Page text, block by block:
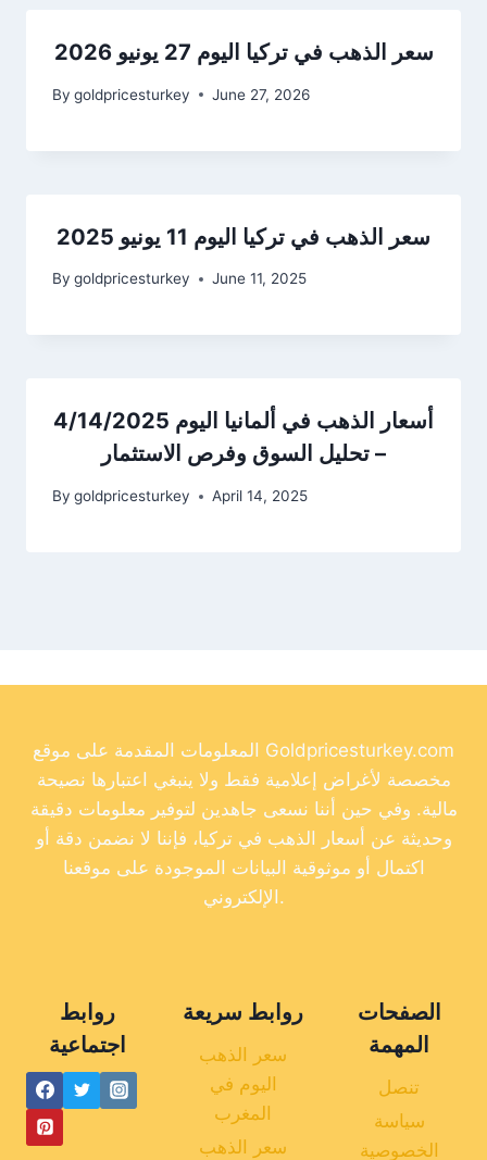
سعر الذهب في تركيا اليوم 27 يونيو 2026
By goldpricesturkey June 27, 2026
سعر الذهب في تركيا اليوم 11 يونيو 2025
By goldpricesturkey June 11, 2025
أسعار الذهب في ألمانيا اليوم 4/14/2025
– تحليل السوق وفرص الاستثمار
By goldpricesturkey April 14, 2025
المعلومات المقدمة على موقع Goldpricesturkey.com
مخصصة لأغراض إعلامية فقط ولا ينبغي اعتبارها نصيحة
مالية. وفي حين أننا نسعى جاهدين لتوفير معلومات دقيقة
وحديثة عن أسعار الذهب في تركيا، فإننا لا نضمن دقة أو
اكتمال أو موثوقية البيانات الموجودة على موقعنا
الإلكتروني.
روابط
اجتماعية
روابط سريعة
سعر الذهب
اليوم في
المغرب
سعر الذهب
الصفحات
المهمة
تنصل
سياسة
الخصوصية